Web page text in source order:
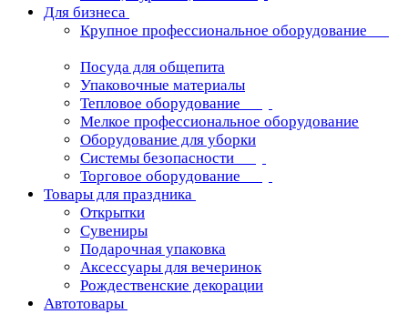
Для бизнеса
Крупное профессиональное оборудование
Посуда для общепита
Упаковочные материалы
Тепловое оборудование
Мелкое профессиональное оборудование
Оборудование для уборки
Системы безопасности
Торговое оборудование
Товары для праздника
Открытки
Сувениры
Подарочная упаковка
Аксессуары для вечеринок
Рождественские декорации
Автотовары